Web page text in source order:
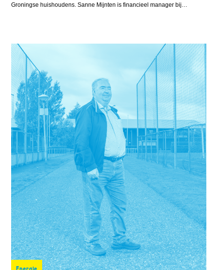
Groningse huishoudens. Sanne Mijnten is financieel manager bij